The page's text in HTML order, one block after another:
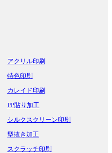
アクリル印刷
特色印刷
カレイド印刷
PP貼り加工
シルクスクリーン印刷
型抜き加工
スクラッチ印刷